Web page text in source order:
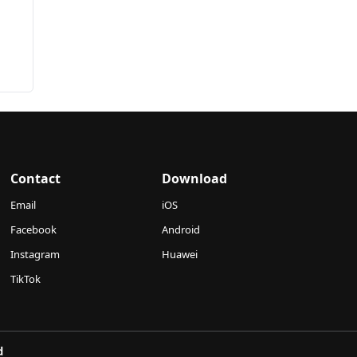
Contact
Email
Facebook
Instagram
TikTok
Download
iOS
Android
Huawei